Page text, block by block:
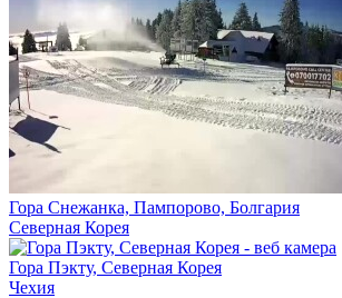
Гора Снежанка, Пампорово, Болгария
Северная Корея
Гора Пэкту, Северная Корея
Чехия